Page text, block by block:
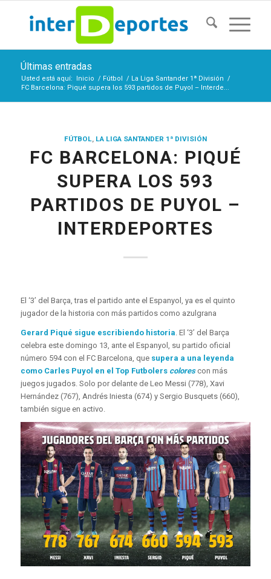
Últimas entradas
Usted está aquí: Inicio / Fútbol / La Liga Santander 1ª División /
FC Barcelona: Piqué supera los 593 partidos de Puyol – Interde...
FÚTBOL, LA LIGA SANTANDER 1ª DIVISIÓN
FC BARCELONA: PIQUÉ
SUPERA LOS 593
PARTIDOS DE PUYOL –
INTERDEPORTES
El ‘3’ del Barça, tras el partido ante el Espanyol, ya es el quinto
jugador de la historia con más partidos como azulgrana
Gerard Piqué sigue escribiendo historia. El ‘3’ del Barça
celebra este domingo 13, ante el Espanyol, su partido oficial
número 594 con el FC Barcelona, ​​que supera a una leyenda
como Carles Puyol en el Top Futbolers colorescon más
juegos jugados. Solo por delante de Leo Messi (778), Xavi
Hernández (767), Andrés Iniesta (674) y Sergio Busquets (660),
también sigue en activo.